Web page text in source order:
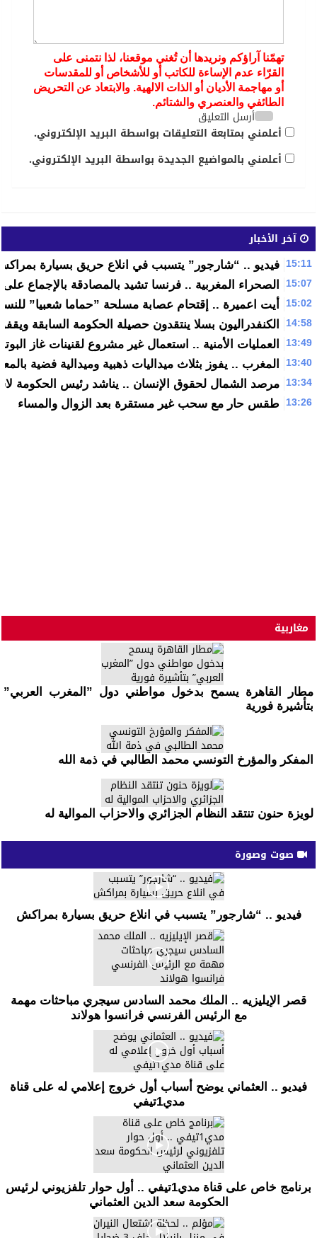
تهمّنا آراؤكم ونريدها أن تُغني موقعنا، لذا نتمنى على
القرّاء عدم الإساءة للكاتب أو للأشخاص أو للمقدسات
أو مهاجمة الأديان أو الذات الالهية. والابتعاد عن التحريض
الطائفي والعنصري والشتائم.
أرسل التعليق
أعلمني بمتابعة التعليقات بواسطة البريد الإلكتروني.
أعلمني بالمواضيع الجديدة بواسطة البريد الإلكتروني.
آخر الأخبار
15:11 فيديو .. “شارجور” يتسبب في انلاع حريق بسيارة
15:07 الصحراء المغربية .. فرنسا تشيد بالمصادقة بالإجماع
15:02 أيت اعميرة .. إقتحام عصابة مسلحة ”حماما شعبيا”
14:58 الكنفدراليون بسلا ينتقدون حصيلة الحكومة السابقة
13:49 العمليات الأمنية .. استعمال غير مشروع لقنينات غاز
13:40 المغرب .. يفوز بثلاث ميداليات ذهبية وميدالية فضية
13:34 مرصد الشمال لحقوق الإنسان .. يناشد رئيس الحكومة
13:26 طقس حار مع سحب غير مستقرة بعد الزوال والمساء
مغاربية
مطار القاهرة يسمح بدخول مواطني دول ”المغرب العربي”
بتأشيرة فورية
المفكر والمؤرخ التونسي محمد الطالبي في ذمة الله
لويزة حنون تنتقد النظام الجزائري والاحزاب الموالية له
صوت وصورة
فيديو .. “شارجور” يتسبب في انلاع حريق بسيارة بمراكش
قصر الإيليزيه .. الملك محمد السادس سيجري مباحثات مهمة
مع الرئيس الفرنسي فرانسوا هولاند
فيديو .. العثماني يوضح أسباب أول خروج إعلامي له على قناة
مدي1تيفي
برنامج خاص على قناة مدي1تيفي .. أول حوار تلفزيوني لرئيس
الحكومة سعد الدين العثماني